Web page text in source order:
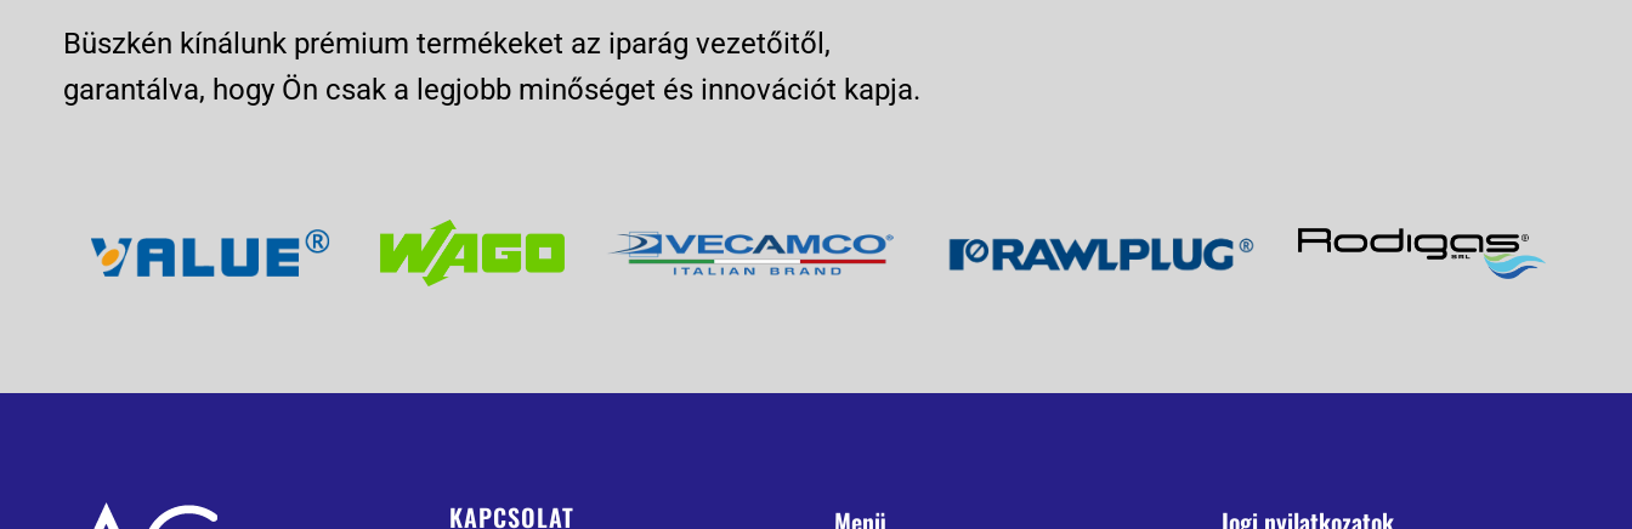
Büszkén kínálunk prémium termékeket az iparág vezetőitől,
garantálva, hogy Ön csak a legjobb minőséget és innovációt kapja.
KAPCSOLAT